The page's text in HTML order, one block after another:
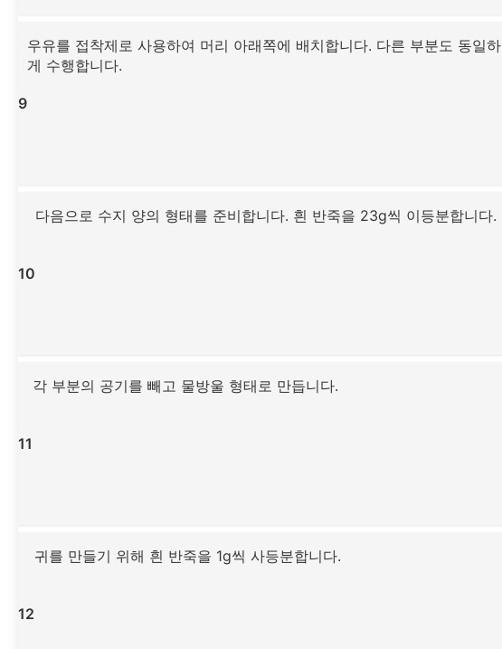
9
우유를 접착제로 사용하여 머리 아래쪽에 배치합니다. 다른 부분도 동일하
게 수행합니다.
10
다음으로 수지 양의 형태를 준비합니다. 흰 반죽을 23g씩 이등분합니다.
11
각 부분의 공기를 빼고 물방울 형태로 만듭니다.
12
귀를 만들기 위해 흰 반죽을 1g씩 사등분합니다.